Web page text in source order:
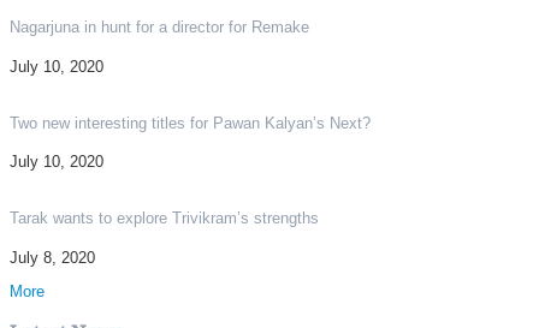
Nagarjuna in hunt for a director for Remake
July 10, 2020
Two new interesting titles for Pawan Kalyan’s Next?
July 10, 2020
Tarak wants to explore Trivikram’s strengths
July 8, 2020
More